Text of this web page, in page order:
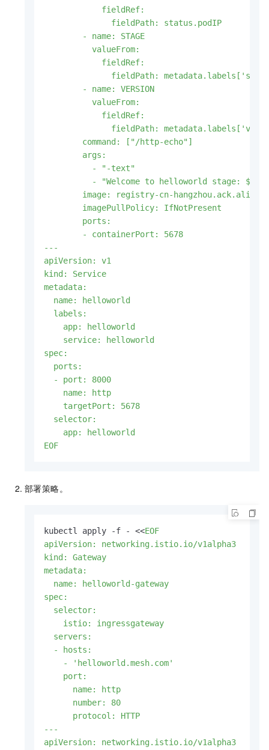
            fieldRef:
              fieldPath: status.podIP
        - name: STAGE
          valueFrom:
            fieldRef:
fieldPath:
        - name: VERSION
          valueFrom:
            fieldRef:
fieldPath:
        command: ["/http-echo"]
        args:
          - "-text"
- "Welcome to helloworld stage:
image: registry-cn-
        imagePullPolicy: IfNotPresent
        ports:
        - containerPort: 5678
---
apiVersion: v1
kind: Service
metadata:
  name: helloworld
  labels:
    app: helloworld
    service: helloworld
spec:
  ports:
  - port: 8000
    name: http
    targetPort: 5678
  selector:
    app: helloworld
EOF
部署策略。
kubectl apply -f - <<EOF
apiVersion: networking.istio.io/v1alpha3
kind: Gateway
metadata:
  name: helloworld-gateway
spec:
  selector:
    istio: ingressgateway
  servers:
  - hosts:
    - 'helloworld.mesh.com'
    port:
      name: http
      number: 80
      protocol: HTTP
---
apiVersion: networking.istio.io/v1alpha3